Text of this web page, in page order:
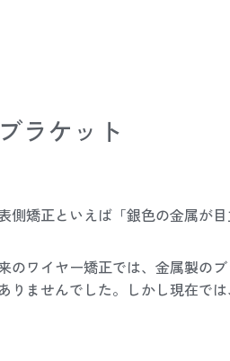
ラケット
側矯正といえば「銀色の金属が
のワイヤー矯正では、金属製の
りませんでした。しかし現在では